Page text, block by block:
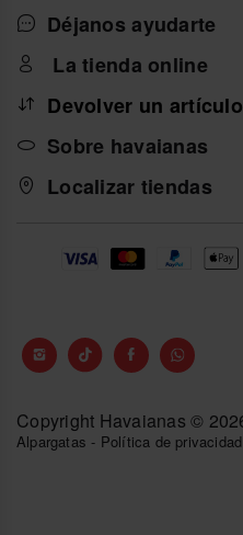
Déjanos ayudarte
La tienda online
Devolver un artículo
Sobre havaianas
Localizar tiendas
Copyright Havaianas ©
Alpargatas - Política de privacidad